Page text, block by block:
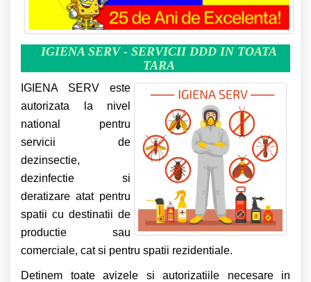
IGIENA SERV - SERVICII DDD IN TOATA
TARA
IGIENA SERV este
autorizata la nivel
national pentru
servicii de
dezinsectie,
dezinfectie si
deratizare atat pentru
spatii cu destinatii de
productie sau
comerciale, cat si pentru spatii rezidentiale.
Detinem toate avizele si autorizatiile necesare in